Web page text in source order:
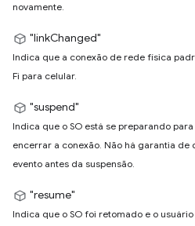
novamente.
"linkChanged"
Indica que a conexão de rede física
Fi para celular.
"suspend"
Indica que o SO está se preparando
encerrar a conexão. Não há garantia de
evento antes da suspensão.
"resume"
Indica que o SO foi retomado e o